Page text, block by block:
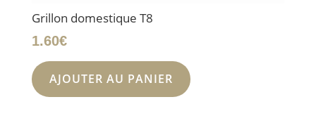
Grillon domestique T8
1.60€
AJOUTER AU PANIER